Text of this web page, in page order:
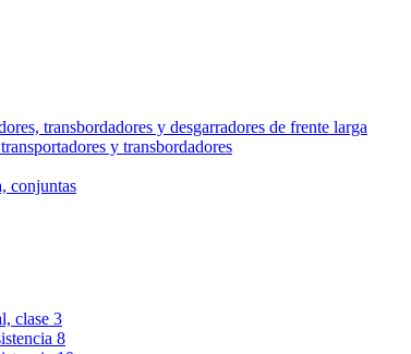
transbordadores y desgarradores de frente larga
y transbordadores
conjuntas
clase 3
8